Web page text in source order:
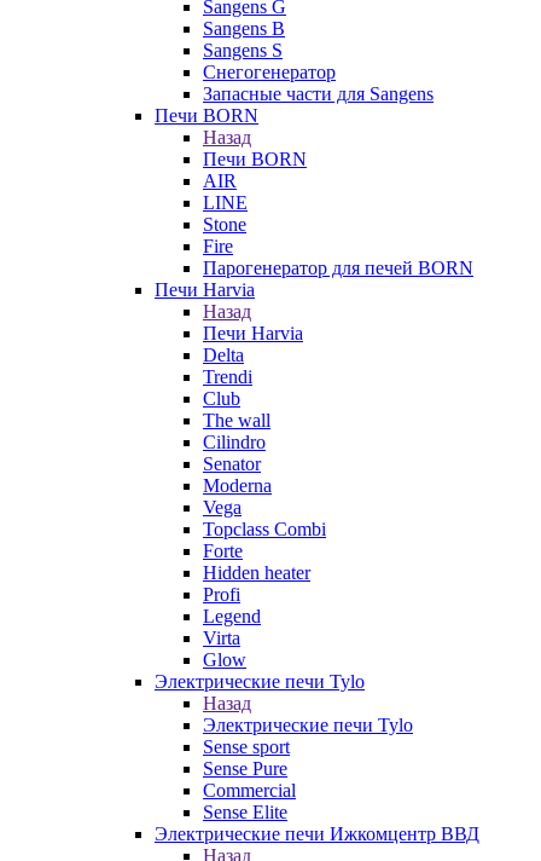
Sangens G
Sangens B
Sangens S
Снегогенератор
Запасные части для Sangens
Печи BORN
Назад
Печи BORN
AIR
LINE
Stone
Fire
Парогенератор для печей BORN
Печи Harvia
Назад
Печи Harvia
Delta
Trendi
Club
The wall
Cilindro
Senator
Moderna
Vega
Topclass Combi
Forte
Hidden heater
Profi
Legend
Virta
Glow
Электрические печи Tylo
Назад
Электрические печи Tylo
Sense sport
Sense Pure
Commercial
Sense Elite
Электрические печи Ижкомцентр ВВД
Назад